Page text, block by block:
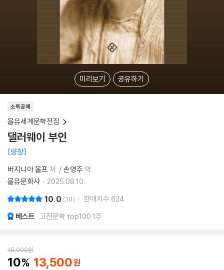
미리보기 공유하기
소득공제
을유세계문학전집
댈러웨이 부인
양장
버지니아 울프 저 손영주 역
을유문화사
2025.08.10.
10.0 10 판매지수 624
베스트 고전문학 top100 1주
15,000원
10 13,500